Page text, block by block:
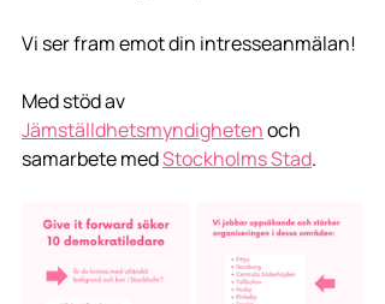
Vi ser fram emot din intresseanmälan!
Med stöd av
Jämställdhetsmyndigheten och
samarbete med Stockholms Stad.